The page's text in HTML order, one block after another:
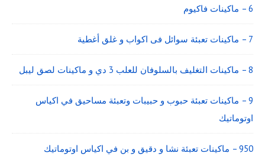
6 – ماكينات فاكيوم
7 – ماكينات تعبئة سوائل فى اكواب و غلق أغطية
8 – ماكينات التغليف بالسلوفان للعلب 3 دي و ماكينات لصق ليبل
9 – ماكينات تعبئة حبوب و حبيبات وتعبئة مساحيق في اكياس
اوتوماتيك
950 – ماكينات تعبئة نشا و دقيق و بن في اكياس اوتوماتيك